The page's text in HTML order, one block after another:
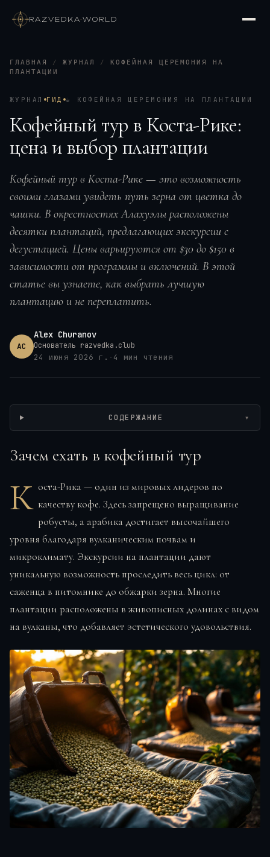
RAZVEDKA·WORLD
ГЛАВНАЯ / ЖУРНАЛ /
КОФЕЙНАЯ ЦЕРЕМОНИЯ НА
ПЛАНТАЦИИ
ЖУРНАЛ ГИД ☕ КОФЕЙНАЯ ЦЕРЕМОНИЯ НА ПЛАНТАЦИИ
Кофейный тур в Коста-Рике:
цена и выбор плантации
Кофейный тур в Коста-Рике — это возможность
своими глазами увидеть путь зерна от цветка до
чашки. В окрестностях Алахуэлы расположены
десятки плантаций, предлагающих экскурсии с
дегустацией. Цены варьируются от $30 до $150 в
зависимости от программы и включений. В этой
статье вы узнаете, как выбрать лучшую
плантацию и не переплатить.
AC
Alex Churanov
Основатель razvedka.club
24 июня 2026 г. · 4 мин чтения
СОДЕРЖАНИЕ ▾
Зачем ехать в кофейный тур
К оста-Рика — один из мировых лидеров по
качеству кофе. Здесь запрещено выращивание
робусты, а арабика достигает высочайшего
уровня благодаря вулканическим почвам и
микроклимату. Экскурсии на плантации дают
уникальную возможность проследить весь цикл: от
саженца в питомнике до обжарки зерна. Многие
плантации расположены в живописных долинах с видом
на вулканы, что добавляет эстетического удовольствия.